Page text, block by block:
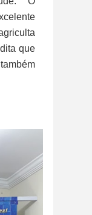
que